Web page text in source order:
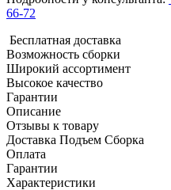
66-72
Бесплатная доставка
Возможность сборки
Широкий ассортимент
Высокое качество
Гарантии
Описание
Отзывы к товару
Доставка Подъем Сборка
Оплата
Гарантии
Характеристики